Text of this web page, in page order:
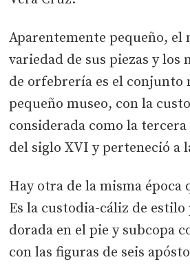
Aparentemente pequeño, el
variedad de sus piezas y
de orfebrería es el conjunto
pequeño museo, con la
considerada como la
del siglo XVI y perteneció a
Hay otra de la misma época
Es la custodia-cáliz de
dorada en el pie y subcopa
con las figuras de seis